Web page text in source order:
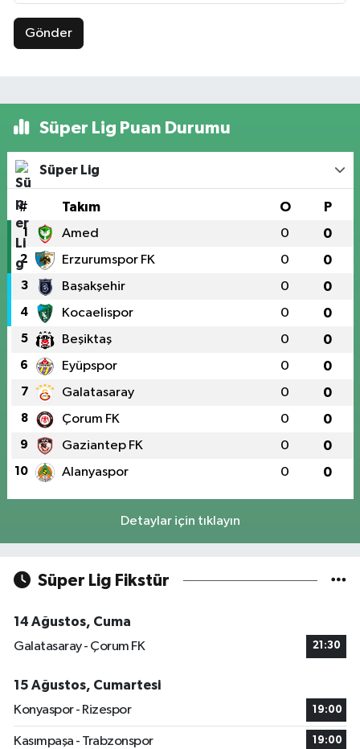
Gönder
Süper Lig Puan Durumu
Süper Lig
# Takım O P
1 Amed 0 0
2 Erzurumspor FK 0 0
3 Başakşehir 0 0
4 Kocaelispor 0 0
5 Beşiktaş 0 0
6 Eyüpspor 0 0
7 Galatasaray 0 0
8 Çorum FK 0 0
9 Gaziantep FK 0 0
10 Alanyaspor 0 0
Detaylar için tıklayın
Süper Lig Fikstür
14 Ağustos, Cuma
Galatasaray - Çorum FK
21:30
15 Ağustos, Cumartesi
Konyaspor - Rizespor
19:00
Kasımpaşa - Trabzonspor 19:00